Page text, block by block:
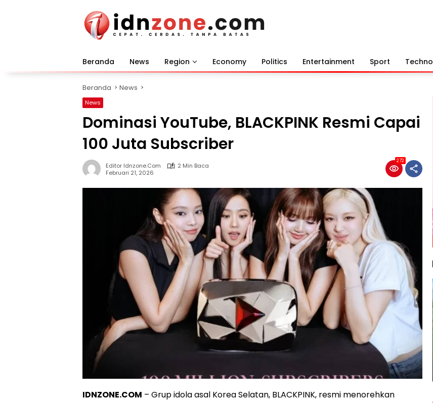
Beranda News Region Economy Politics Entertainment Sport Techno
Beranda News
News
Dominasi YouTube, BLACKPINK Resmi Capai
100 Juta Subscriber
Editor Idnzone.com
2 Min Baca
Februari 21, 2026
272
IDNZONE.COM – Grup idola asal Korea Selatan, BLACKPINK, resmi menorehkan